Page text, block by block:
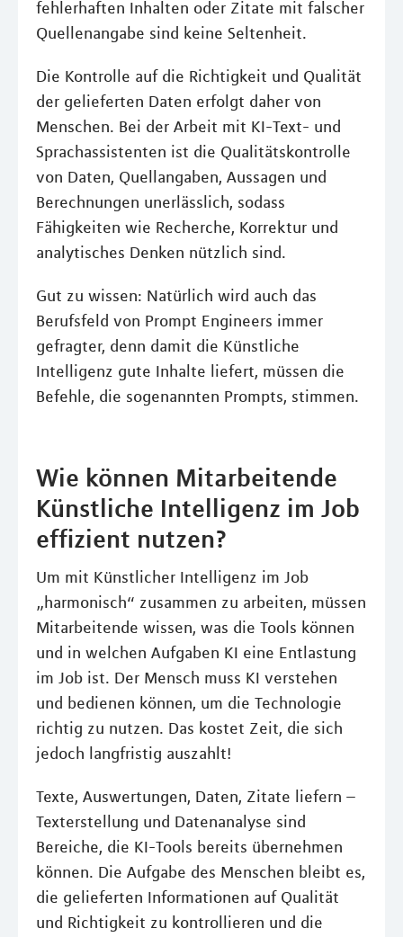
fehlerhaften Inhalten oder Zitate mit falscher
Quellenangabe sind keine Seltenheit.
Die Kontrolle auf die Richtigkeit und Qualität
der gelieferten Daten erfolgt daher von
Menschen. Bei der Arbeit mit KI-Text- und
Sprachassistenten ist die Qualitätskontrolle
von Daten, Quellangaben, Aussagen und
Berechnungen unerlässlich, sodass
Fähigkeiten wie Recherche, Korrektur und
analytisches Denken nützlich sind.
Gut zu wissen: Natürlich wird auch das
Berufsfeld von Prompt Engineers immer
gefragter, denn damit die Künstliche
Intelligenz gute Inhalte liefert, müssen die
Befehle, die sogenannten Prompts, stimmen.
Wie können Mitarbeitende
Künstliche Intelligenz im Job
effizient nutzen?
Um mit Künstlicher Intelligenz im Job
„harmonisch“ zusammen zu arbeiten, müssen
Mitarbeitende wissen, was die Tools können
und in welchen Aufgaben KI eine Entlastung
im Job ist. Der Mensch muss KI verstehen
und bedienen können, um die Technologie
richtig zu nutzen. Das kostet Zeit, die sich
jedoch langfristig auszahlt!
Texte, Auswertungen, Daten, Zitate liefern –
Texterstellung und Datenanalyse sind
Bereiche, die KI-Tools bereits übernehmen
können. Die Aufgabe des Menschen bleibt es,
die gelieferten Informationen auf Qualität
und Richtigkeit zu kontrollieren und die